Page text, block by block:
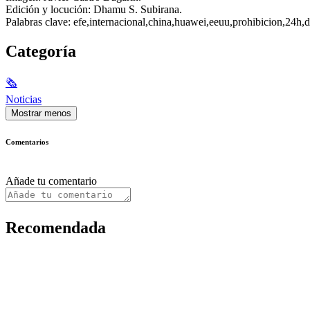
Edición y locución: Dhamu S. Subirana.
Palabras clave:
Categoría
🗞
Noticias
Mostrar menos
Comentarios
Añade tu comentario
Recomendada